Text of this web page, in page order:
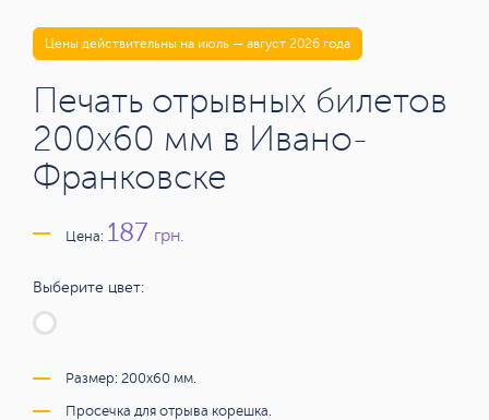
Цены действительны на июль — август 2026 года
Печать отрывных билетов
200х60 мм в Ивано-
Франковске
Цена: 187 грн.
Выберите цвет:
Размер: 200х60 мм.
Просечка для отрыва корешка.